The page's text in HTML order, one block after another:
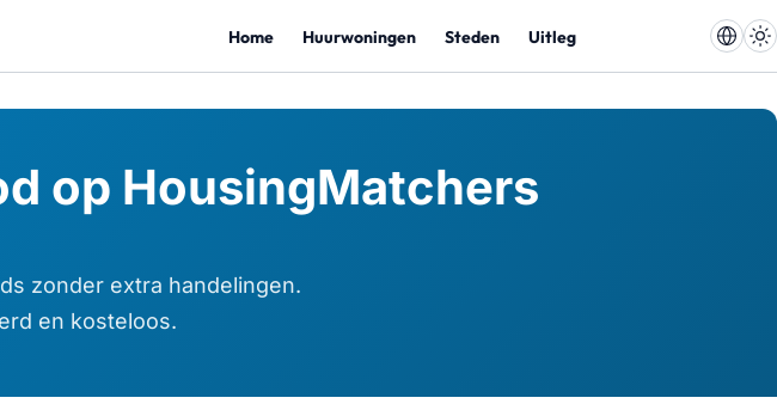
Home Huurwoningen Steden Uitleg
op HousingMatchers
zonder extra handelingen.
en kosteloos.